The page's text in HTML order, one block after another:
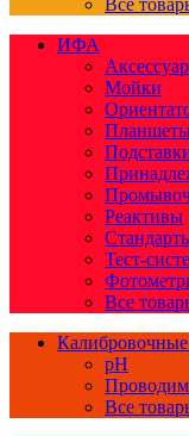
Все
ИФА
Мойки
Реактивы
Тест-
Все
pH
Все